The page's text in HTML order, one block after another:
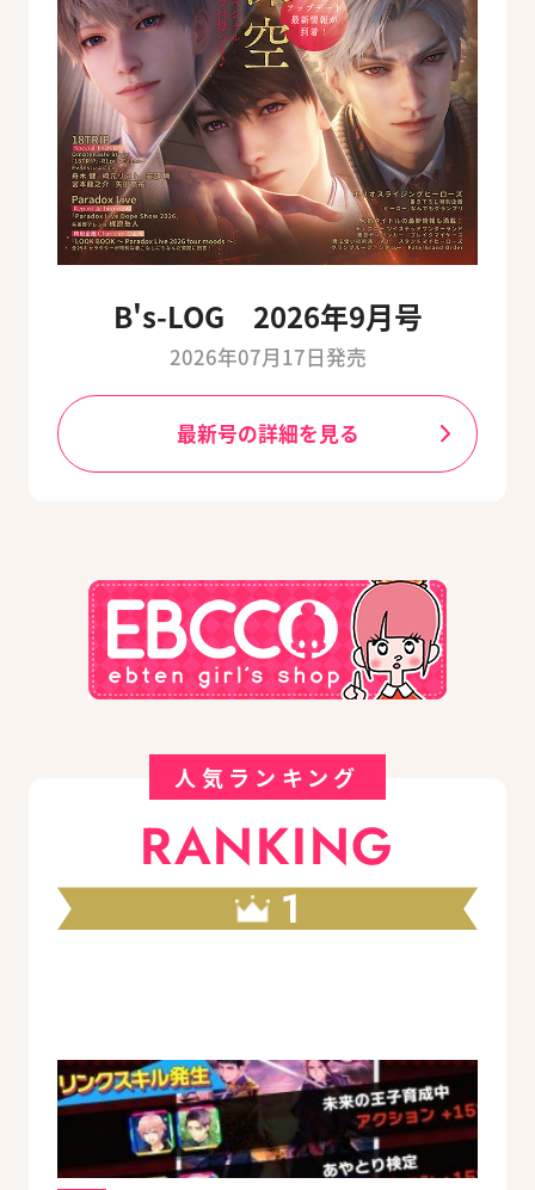
B's-LOG 2026年9月号
2026年07月17日発売
最新号の詳細を見る
人気ランキング
RANKING
1